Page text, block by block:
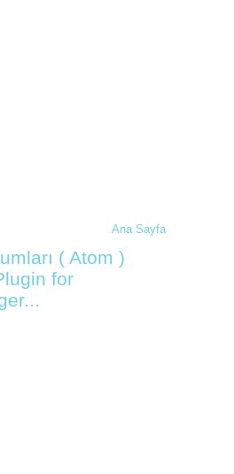
Ana Sayfa
( Atom )